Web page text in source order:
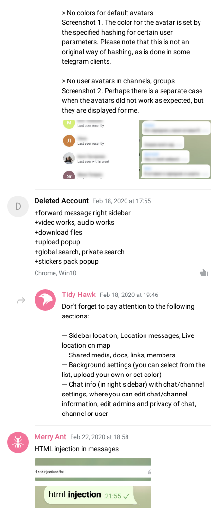
> No colors for default avatars
Screenshot 1. The color for the avatar is set by
the specified hashing for certain user
parameters. Please note that this is not an
original way of hashing, as is done in some
telegram clients.
> No user avatars in channels, groups
Screenshot 2. Perhaps there is a separate case
when the avatars did not work as expected, but
they are displayed for me.
D Deleted Account Feb 18, 2020 at 17:55
+forward message right sidebar
+video works, audio works
+download files
+upload popup
+global search, private search
+stickers pack popup
Chrome, Win10
Tidy Hawk Feb 18, 2020 at 19:46
Don't forget to pay attention to the following
sections:
— Sidebar location, Location messages, Live
location on map
— Shared media, docs, links, members
— Background settings (you can select from the
list, upload your own or set color)
— Chat info (in right sidebar) with chat/channel
settings, where you can edit chat/channel
information, edit admins and privacy of chat,
channel or user
Merry Ant Feb 22, 2020 at 18:58
HTML injection in messages